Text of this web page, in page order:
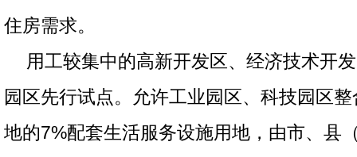
住房需求。
用工较集中的高新开发区、经济技术开
园区先行试点。允许工业园区、科技园区
地的7%配套生活服务设施用地，由市、县